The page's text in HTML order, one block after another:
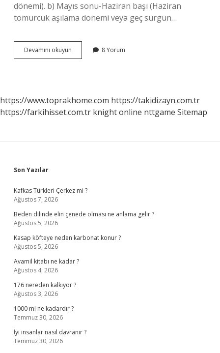
dönemi). b) Mayıs sonu-Haziran başı (Haziran
tomurcuk aşılama dönemi veya geç sürgün…
Devamını okuyun
Ağacına
8 Yorum
https://www.toprakhome.com https://takidizayn.com.tr
https://farkihisset.com.tr knight online nttgame Sitemap
Sidebar
Son Yazılar
Kafkas Türkleri Çerkez mi ?
Ağustos 7, 2026
Beden dilinde elin çenede olması ne anlama gelir ?
Ağustos 5, 2026
Kasap köfteye neden karbonat konur ?
Ağustos 5, 2026
Avamil kitabı ne kadar ?
Ağustos 4, 2026
176 nereden kalkıyor ?
Ağustos 3, 2026
1000 ml ne kadardır ?
Temmuz 30, 2026
İyi insanlar nasıl davranır ?
Temmuz 30, 2026